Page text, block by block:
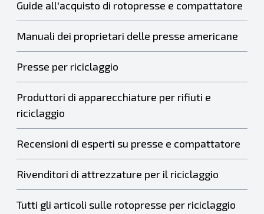
Guide all'acquisto di rotopresse e compattatore
Manuali dei proprietari delle presse americane
Presse per riciclaggio
Produttori di apparecchiature per rifiuti e
riciclaggio
Recensioni di esperti su presse e compattatore
Rivenditori di attrezzature per il riciclaggio
Tutti gli articoli sulle rotopresse per riciclaggio